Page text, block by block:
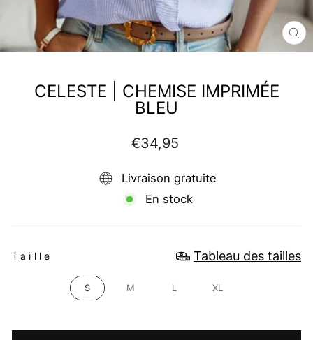
CELESTE | CHEMISE IMPRIMÉE
BLEU
Prix
régulier
€34,95
Livraison gratuite
En stock
Taille Tableau des tailles
S M L XL